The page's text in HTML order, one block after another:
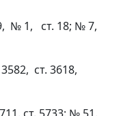
№ 1, ст. 18; № 7,
ст. 3618,